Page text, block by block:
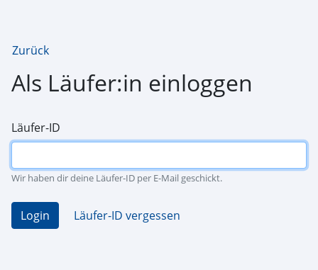
Zurück
Als Läufer:in einloggen
Läufer-ID
Wir haben dir deine Läufer-ID per E-Mail geschickt.
Login Läufer-ID vergessen